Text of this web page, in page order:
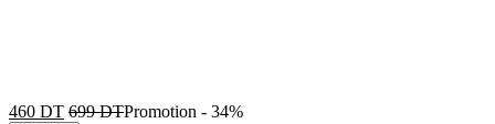
460 DT 699DTPromotion - 34%